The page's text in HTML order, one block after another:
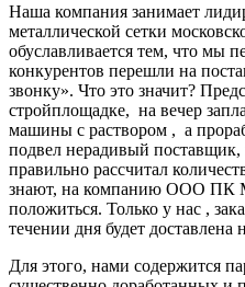
Наша компания занимает
металлической сетки
обуславливается тем, что мы
конкурентов перешли на
звонку». Что это значит?
стройплощадке, на вечер
машины с раствором , а
подвел нерадивый
правильно рассчитал
знают, на компанию ООО
положиться. Только у нас ,
течении дня будет доставлена
Для этого, нами содержится